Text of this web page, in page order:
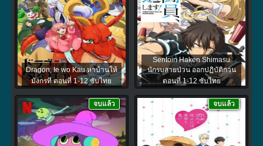
Dragon, Ie wo Kau หาบ้านให้
มังกรที ตอนที่ 1-12 ซับไทย
Sentoin Haken Shimasu
นักรบสายป่วน ออกปฏิบัติกวน
ตอนที่ 1-12 ซับไทย
จบแล้ว จบแล้ว